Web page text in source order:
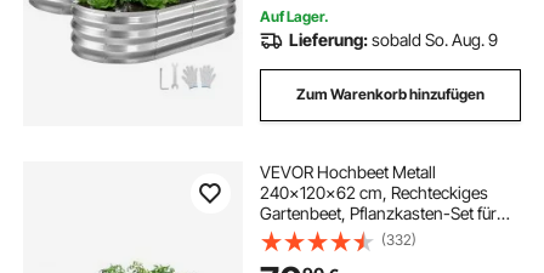
Auf Lager.
Lieferung:sobald So. Aug. 9
Zum Warenkorb hinzufügen
VEVOR Hochbeet Metall
240x120x62 cm, Rechteckiges
Gartenbeet, Pflanzkasten-Set für
den Außenbereich, Gemüsebeet mit
Handschuhen, Blumenbeet
(332)